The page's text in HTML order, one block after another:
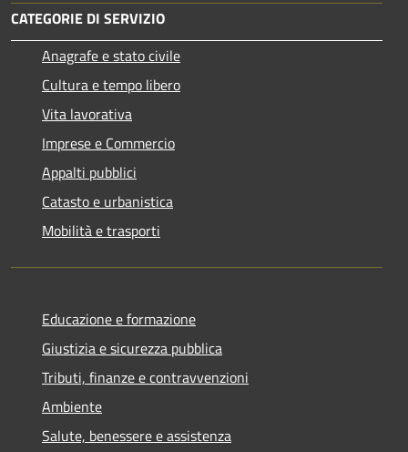
CATEGORIE DI SERVIZIO
Anagrafe e stato civile
Cultura e tempo libero
Vita lavorativa
Imprese e Commercio
Appalti pubblici
Catasto e urbanistica
Mobilità e trasporti
Educazione e formazione
Giustizia e sicurezza pubblica
Tributi, finanze e contravvenzioni
Ambiente
Salute, benessere e assistenza